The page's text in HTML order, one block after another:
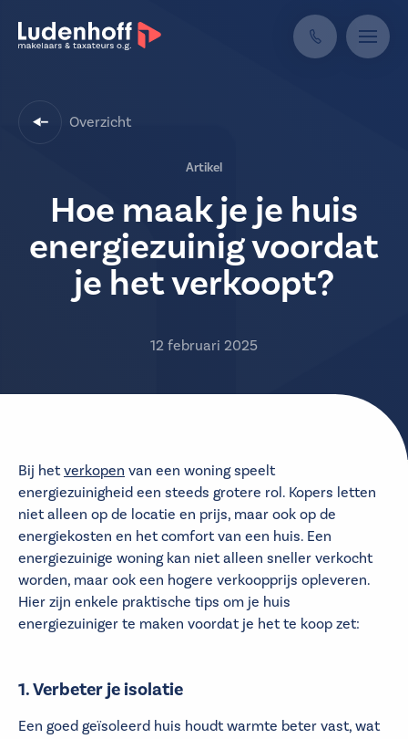
Overzicht
Artikel
Hoe maak je je huis
energiezuinig voordat
je het verkoopt?
12 februari 2025
Bij hetverkopen van een woning speelt
energiezuinigheid een steeds grotere rol. Kopers letten
niet alleen op de locatie en prijs, maar ook op de
energiekosten en het comfort van een huis. Een
energiezuinige woning kan niet alleen sneller verkocht
worden, maar ook een hogere verkoopprijs opleveren.
Hier zijn enkele praktische tips om je huis
energiezuiniger te maken voordat je het te koop zet:
1. Verbeter je isolatie
Een goed geïsoleerd huis houdt warmte beter vast, wat